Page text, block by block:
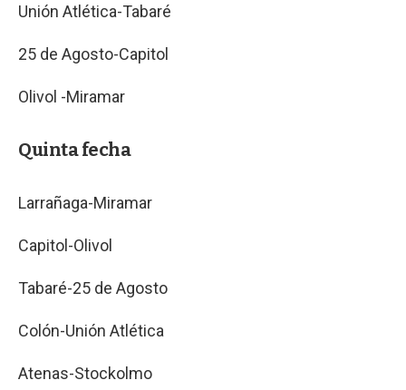
Unión Atlética-Tabaré
25 de Agosto-Capitol
Olivol -Miramar
Quinta fecha
Larrañaga-Miramar
Capitol-Olivol
Tabaré-25 de Agosto
Colón-Unión Atlética
Atenas-Stockolmo